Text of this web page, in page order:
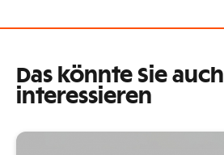
Das könnte Sie auch
interessieren